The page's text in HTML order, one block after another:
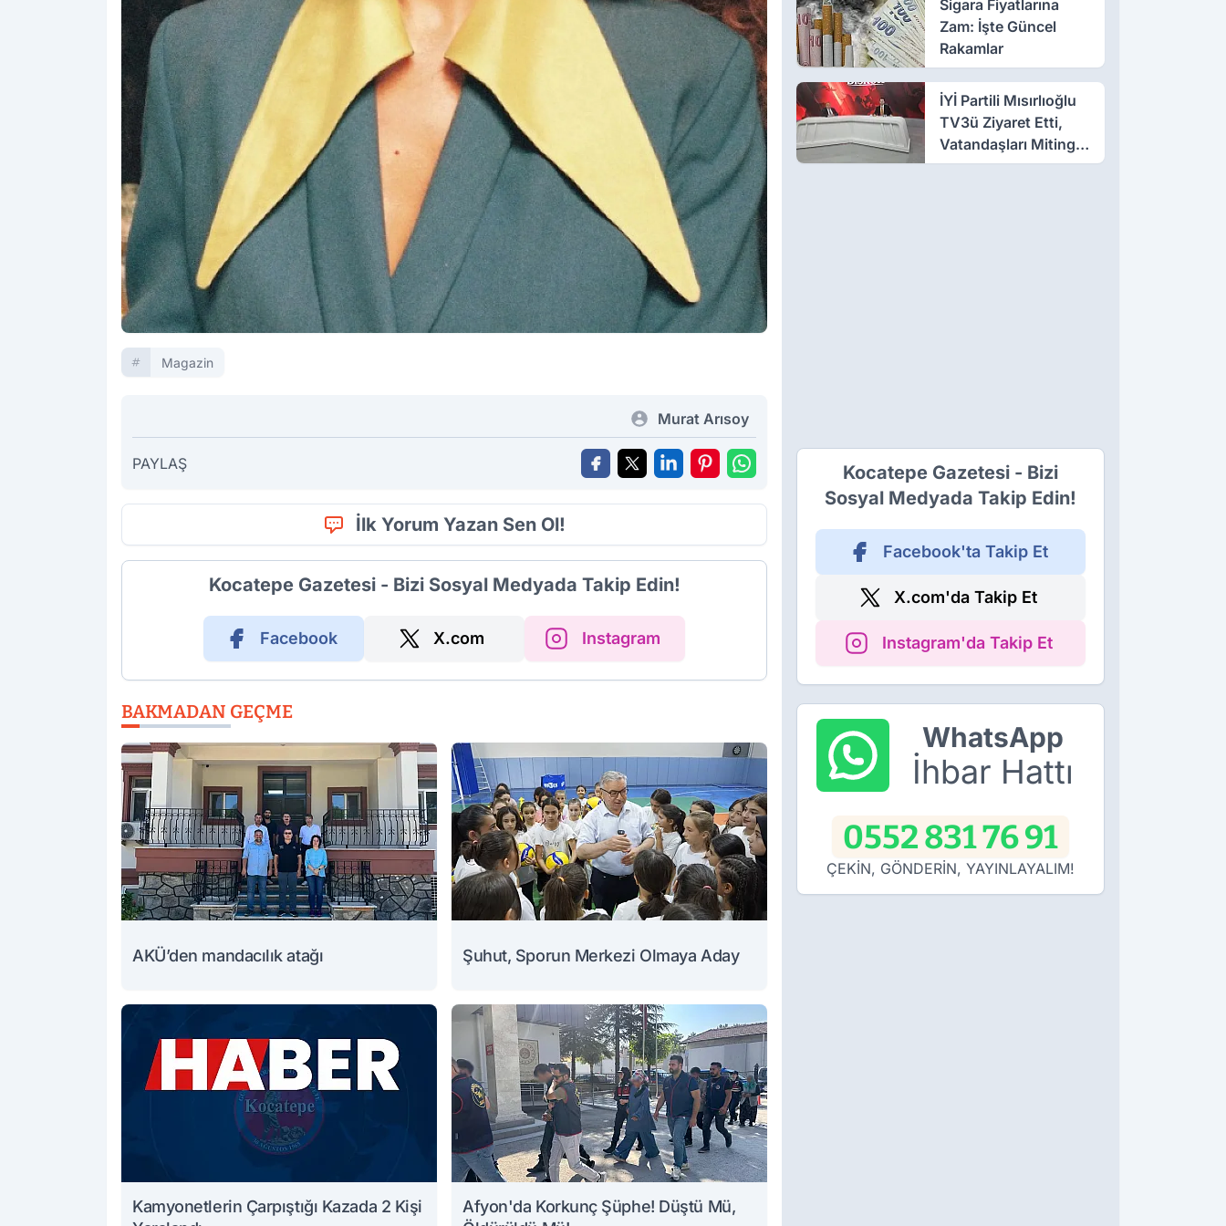
Magazin
Murat Arısoy
PAYLAŞ
İlk Yorum Yazan Sen Ol!
Kocatepe Gazetesi - Bizi Sosyal Medyada Takip Edin!
Facebook X.com Instagram
BAKMADAN GEÇME
AKÜ’den mandacılık atağı Şuhut, Sporun Merkezi Olmaya Aday
Kamyonetlerin Çarpıştığı Kazada 2 Kişi
Afyon'da Korkunç Şüphe! Düştü Mü,
Sigara Fiyatlarına
Zam: İşte Güncel
Rakamlar
İYİ Partili Mısırlıoğlu
TV3ü Ziyaret Etti,
Vatandaşları Mitinge
Davet Etti
Kocatepe Gazetesi - Bizi
Sosyal Medyada Takip Edin!
Facebook'ta Takip Et
X.com'da Takip Et
Instagram'da Takip Et
WhatsApp
İhbar Hattı
0552 831 76 91
ÇEKİN, GÖNDERİN, YAYINLAYALIM!